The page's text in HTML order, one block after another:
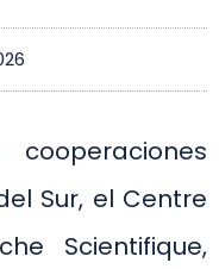
Sur, el Centre
Scientifique,